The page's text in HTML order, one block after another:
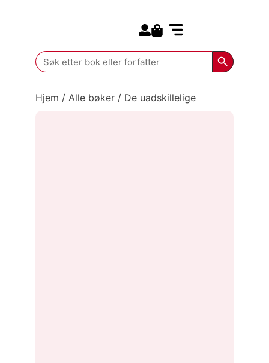
Search
for:
Search
Hjem / Alle bøker / De uadskillelige